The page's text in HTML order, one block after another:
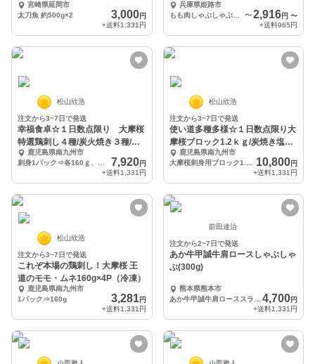
宮崎県延岡市
太刀魚 約500g×2
3,000円
+送料1,331円
兵庫県姫路市
もも肉しゃぶしゃぶ300g、もも肉細切り300g、切り落とし300g
〜2,916円 〜
+送料965円
松山欣浩
注文から3~7日で発送
幸福食卓☆１日数点限り 大摩桜
特選鶏刺し４種/炭火焼き３種/皮
付きセセリ/オリジ
鹿児島県南九州市
7,920円
+送料1,331円
松山欣浩
注文から3~7日で発送
使い道多種多様☆１日数点限り大
摩桜ブロック1.2ｋｇ/炭焼き塩た
たきブロック50
鹿児島県南九州市
10,800円
+送料1,331円
松山欣浩
注文から3~7日で発送
これぞ本場の鶏刺し！大摩桜 王
道のモモ・ムネ160g×4P（冷凍）
鹿児島県南九州市
1パック⇒160g
3,281円
+送料1,331円
前田達治
注文から2~7日で発送
あか牛甲誠牛肩ロースしゃぶしゃ
ぶ(300g)
熊本県熊本市
4,700円
+送料1,331円